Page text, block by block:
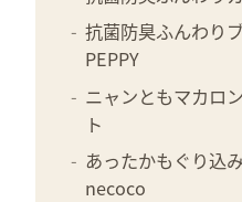
抗菌防臭ふんわり
PEPPY
ニャンともマカロ
ト
あったかもぐり込
necoco